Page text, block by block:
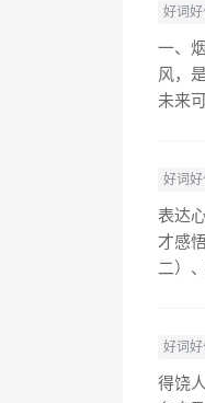
好词好
一、
风，
未来
好词好
表达
才感
二）
好词好
得饶